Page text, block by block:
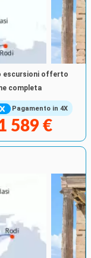
Pagamento in 4X
escursioni offerto
completa
589 €